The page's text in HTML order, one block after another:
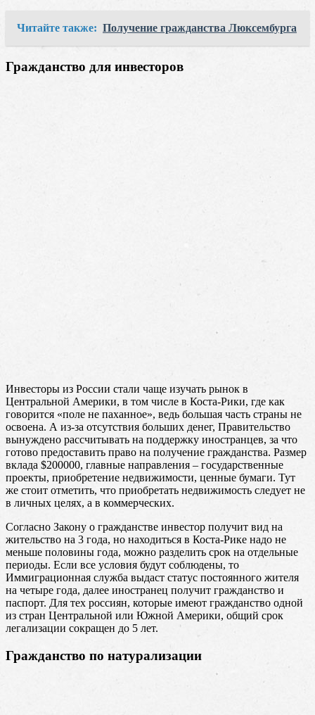
Читайте также: Получение гражданства Люксембурга
Гражданство для инвесторов
Инвесторы из России стали чаще изучать рынок в
Центральной Америки, в том числе в Коста-Рики, где как
говорится «поле не паханное», ведь большая часть страны не
освоена. А из-за отсутствия больших денег, Правительство
вынуждено рассчитывать на поддержку иностранцев, за что
готово предоставить право на получение гражданства. Размер
вклада $200000, главные направления – государственные
проекты, приобретение недвижимости, ценные бумаги. Тут
же стоит отметить, что приобретать недвижимость следует не
в личных целях, а в коммерческих.
Согласно Закону о гражданстве инвестор получит вид на
жительство на 3 года, но находиться в Коста-Рике надо не
меньше половины года, можно разделить срок на отдельные
периоды. Если все условия будут соблюдены, то
Иммиграционная служба выдаст статус постоянного жителя
на четыре года, далее иностранец получит гражданство и
паспорт. Для тех россиян, которые имеют гражданство одной
из стран Центральной или Южной Америки, общий срок
легализации сокращен до 5 лет.
Гражданство по натурализации